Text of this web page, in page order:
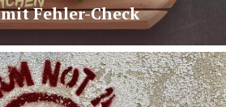
Fehler-Check